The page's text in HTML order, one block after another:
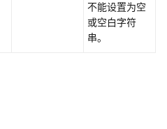
不能设置为空
或空白字符
串。